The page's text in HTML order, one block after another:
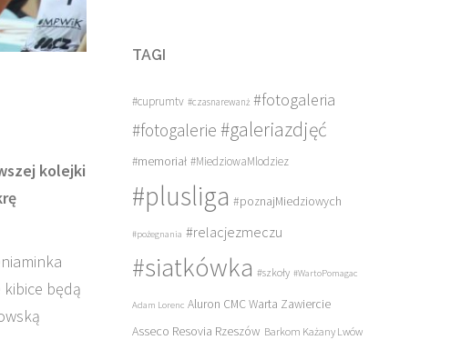
kolejki
będą
TAGI
#cuprumtv #czasnarewanż #fotogaleria
#fotogalerie #galeriazdjęć
#memoriał #MiedziowaMlodziez
#plusliga #poznajMiedziowych
#pożegnania #relacjezmeczu
#siatkówka #szkoły #WartoPomagac
Adam Lorenc Aluron CMC Warta Zawiercie
Asseco Resovia Rzeszów Barkom Każany Lwów